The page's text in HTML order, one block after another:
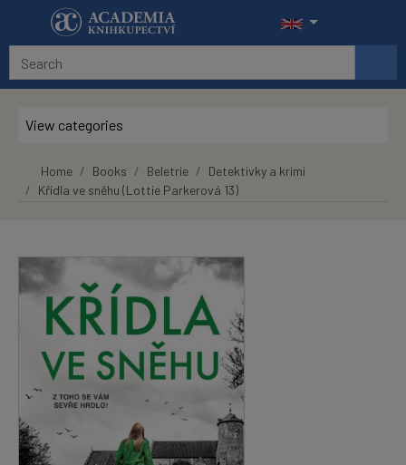
Skip to main content
View categories
Home Books Beletrie
Detektivky a krimi
Křídla ve sněhu (Lottie Parkerová 13)